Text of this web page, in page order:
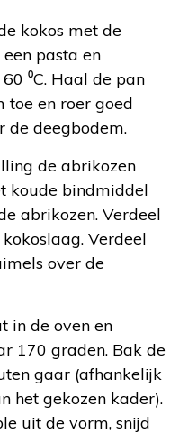
kokos met de
pasta en
⁰C. Haal de pan
toe en roer goed
de deegbodem.
de abrikozen
koude bindmiddel
abrikozen. Verdeel
Verdeel
over de
in de oven en
170 graden. Bak de
gaar (afhankelijk
het gekozen kader).
uit de vorm, snijd